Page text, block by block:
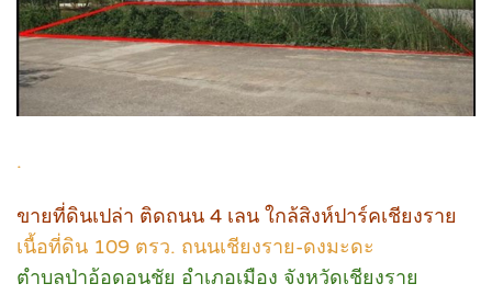
.
ขายที่ดินเปล่า ติดถนน 4 เลน ใกล้สิงห์ปาร์คเชียงราย
เนื้อที่ดิน 109 ตรว. ถนนเชียงราย-ดงมะดะ
ตำบลป่าอ้อดอนชัย อำเภอเมือง จังหวัดเชียงราย